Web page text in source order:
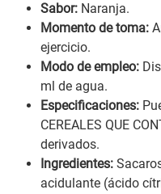
Sabor: Naranja.
Momento de toma:
ejercicio.
Modo de empleo:
ml de agua.
Especificaciones:
CEREALES QUE
derivados.
Ingredientes:
acidulante (ácido